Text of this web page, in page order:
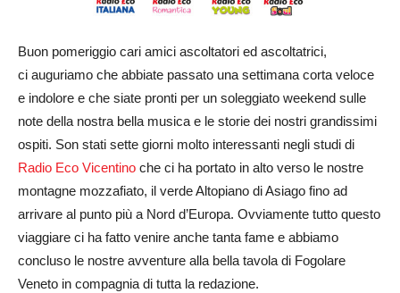
Buon pomeriggio cari amici ascoltatori ed ascoltatrici,
ci auguriamo che abbiate passato una settimana corta veloce
e indolore e che siate pronti per un soleggiato weekend sulle
note della nostra bella musica e le storie dei nostri grandissimi
ospiti. Son stati sette giorni molto interessanti negli studi di
Radio Eco Vicentino che ci ha portato in alto verso le nostre
montagne mozzafiato, il verde Altopiano di Asiago fino ad
arrivare al punto più a Nord d’Europa. Ovviamente tutto questo
viaggiare ci ha fatto venire anche tanta fame e abbiamo
concluso le nostre avventure alla bella tavola di Fogolare
Veneto in compagnia di tutta la redazione.